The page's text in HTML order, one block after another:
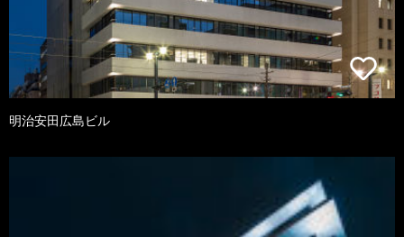
明治安田広島ビル